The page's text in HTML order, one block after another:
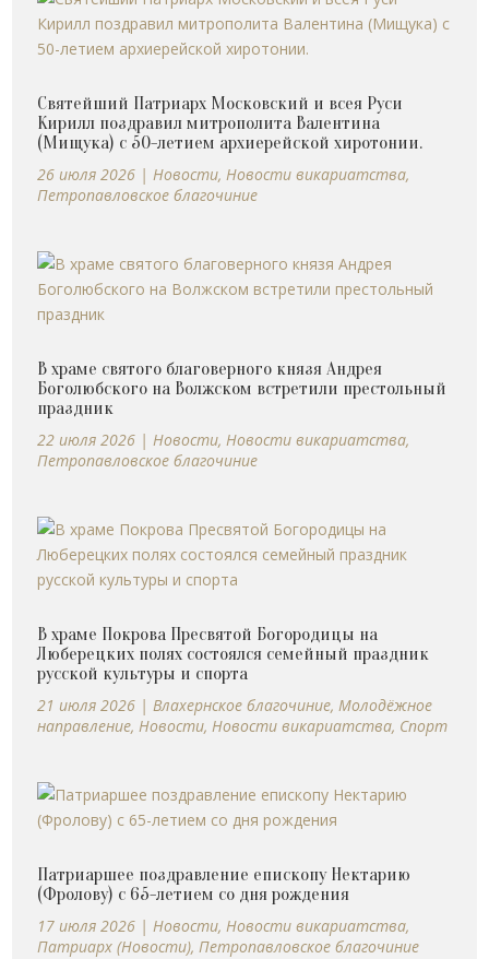
Святейший Патриарх Московский и всея Руси
Кирилл поздравил митрополита Валентина
(Мищука) с 50-летием архиерейской хиротонии.
26 июля 2026 |Новости,Новости викариатства,
Петропавловское благочиние
В храме святого благоверного князя Андрея
Боголюбского на Волжском встретили престольный
праздник
22 июля 2026 |Новости,Новости викариатства,
Петропавловское благочиние
В храме Покрова Пресвятой Богородицы на
Люберецких полях состоялся семейный праздник
русской культуры и спорта
21 июля 2026 |Влахернское благочиние,Молодёжное
направление,Новости,Новости викариатства, Спорт
Патриаршее поздравление епископу Нектарию
(Фролову) с 65-летием со дня рождения
17 июля 2026 |Новости,Новости викариатства,
Патриарх (Новости),Петропавловское благочиние